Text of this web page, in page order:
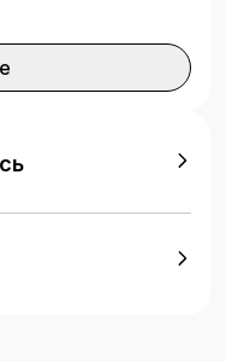
с социально-
на три уровня.
интересно
и истории.